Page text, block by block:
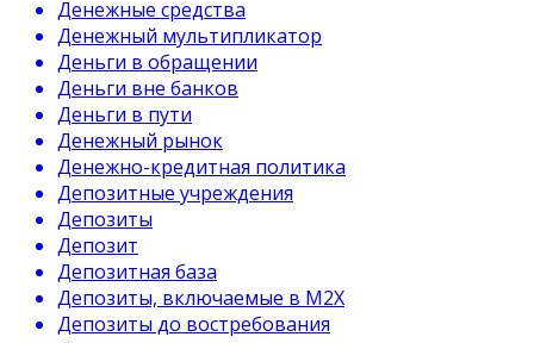
Денежные средства
Денежный мультипликатор
Деньги в обращении
Деньги вне банков
Деньги в пути
Денежный рынок
Денежно-кредитная политика
Депозитные учреждения
Депозиты
Депозит
Депозитная база
Депозиты, включаемые в М2Х
Депозиты до востребования